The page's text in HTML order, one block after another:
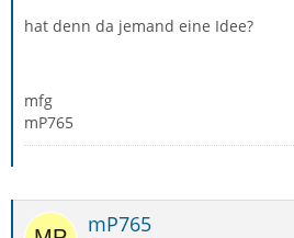
hat denn da jemand eine Idee?
mfg
mP765
mP765